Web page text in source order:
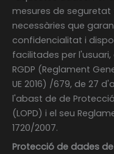
mesures de
necessàries que
confidencialitat i
facilitades per
RGDP (Reglament
UE 2016) /679, de 27
l'abast de de
(LOPD) i el seu
1720/2007.
Protecció de dades